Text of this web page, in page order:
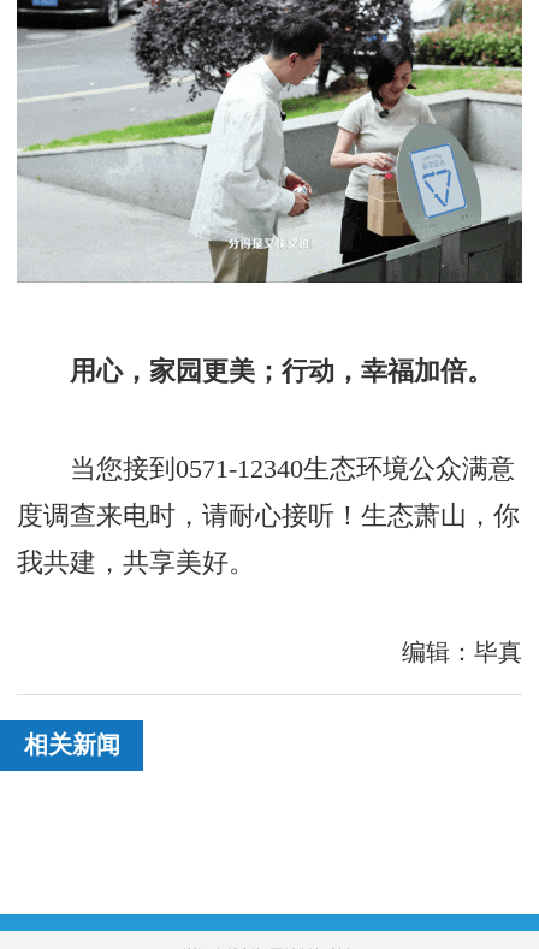
用心，家园更美；行动，幸福加倍。
当您接到0571-12340生态环境公众满意
度调查来电时，请耐心接听！生态萧山，你
我共建，共享美好。
编辑：毕真
相关新闻